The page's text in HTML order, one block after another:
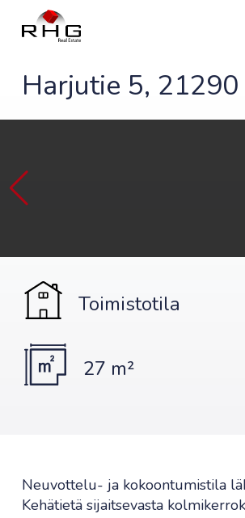
Harjutie 5, 21290
Toimistotila
27 m²
Neuvottelu- ja kokoontumistila
Kehätietä sijaitsevasta